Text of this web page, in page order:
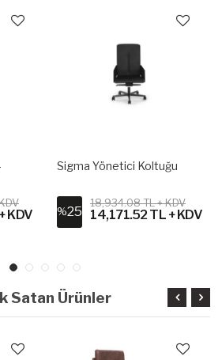
KDV
Sigma Yönetici Koltuğu
%25
18,934.08 TL + KDV
14,171.52 TL + KDV
Satan Ürünler